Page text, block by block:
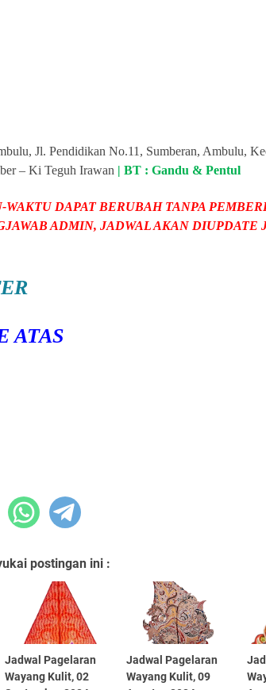
Jl. Pendidikan No.11, Sumberan, Ambulu,
– Ki Teguh Irawan | BT : Gandu & Pentul
WAKTU DAPAT BERUBAH TANPA
ADMIN, JADWAL AKAN DIUPDATE
ATAS
postingan ini :
Jadwal Pagelaran
Wayang Kulit, 02
Jadwal Pagelaran
Wayang Kulit, 09